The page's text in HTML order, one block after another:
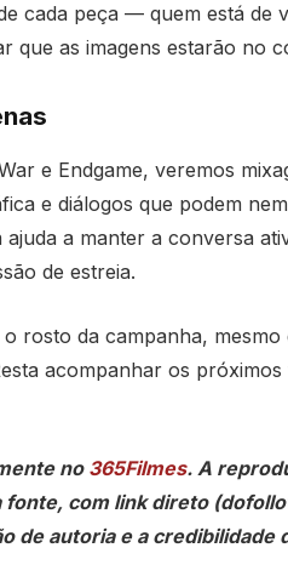
cada peça — quem está de
que as imagens estarão no
e Endgame, veremos
e diálogos que podem
a manter a conversa
de estreia.
rosto da campanha,
acompanhar os
no 365Filmes. A
com link direto
de autoria e a credibilidade